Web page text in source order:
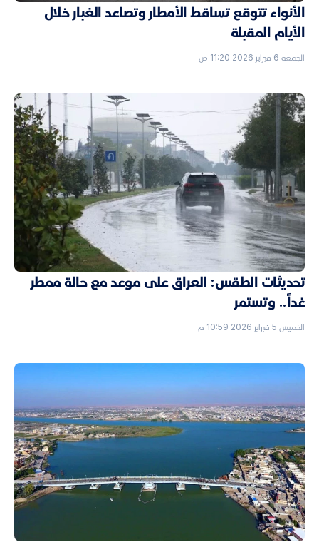
الأنواء تتوقع تساقط الأمطار وتصاعد الغبار خلال
الأيام المقبلة
الجمعة 6 فبراير 2026 11:20 ص
تحديثات الطقس: العراق على موعد مع حالة ممطر
غداً.. وتستمر
الخميس 5 فبراير 2026 10:59 م